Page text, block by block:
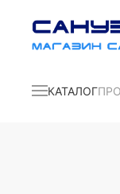
КАТАЛОГ